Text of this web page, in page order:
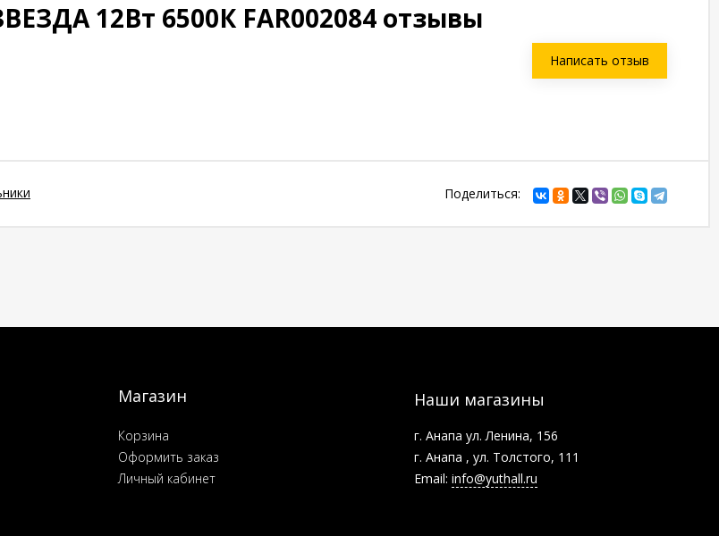
12Вт 6500К FAR002084 отзывы
Написать отзыв
Поделиться:
Магазин
Корзина
Оформить заказ
Личный кабинет
Наши магазины
г. Анапа ул. Ленина, 156
г. Анапа , ул. Толстого, 111
Email: info@yuthall.ru